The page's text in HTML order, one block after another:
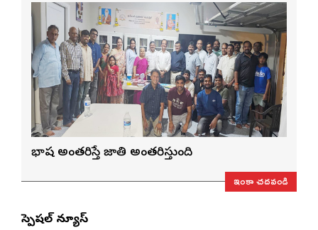
భాష అంతరిస్తే జాతి అంతరిస్తుంది
ఇంకా చదవండి
స్పెషల్ న్యూస్